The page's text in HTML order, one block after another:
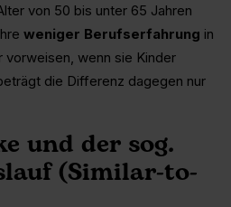
von 50 bis unter 65 Jahren
weniger Berufserfahrung in
wenn sie Kinder
die Differenz dagegen nur
und der sog.
(Similar-to-